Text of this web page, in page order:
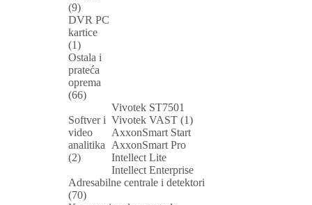
(9)
DVR PC
kartice
(1)
Ostala i
prateća
oprema
(66)
Softver i
video
analitika
(2)
Vivotek ST7501
Vivotek VAST (1)
AxxonSmart Start
AxxonSmart Pro
Intellect Lite
Intellect Enterprise
Adresabilne centrale i detektori
(70)